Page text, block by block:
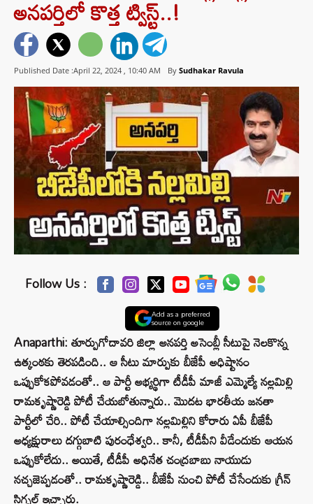
అనపర్తిలో కొత్త ట్విస్ట్..!
Published Date :April 22, 2024 , 10:40 AM By Sudhakar Ravula
Follow Us :
Add as a preferred
source on google
Anaparthi: తూర్పుగోదావరి జిల్లా అనపర్తి అసెంబ్లీ సీటుపై నెలకొన్న
ఉత్కంఠకు తెరపడింది.. ఆ సీటు మార్పుకు బీజేపీ అధిష్టానం
ఒప్పుకోకపోవడంతో.. ఆ పార్టీ అభ్యర్థిగా టీడీపీ మాజీ ఎమ్మెల్యే నల్లమిల్లి
రామకృష్ణారెడ్డి పోటీ చేయబోతున్నారు.. మొదట భారతీయ జనతా
పార్టీలో చేరి.. పోటీ చేయాల్సిందిగా నల్లమిల్లిని కోరారు ఏపీ బీజేపీ
అధ్యక్షురాలు దగ్గుబాటి పురంధేశ్వరి.. కానీ, టీడీపీని వీడేందుకు ఆయన
ఒప్పుకోలేదు.. అయితే, టీడీపీ అధినేత చంద్రబాబు నాయుడు
నచ్చజెప్పడంతో.. రామకృష్ణారెడ్డి.. బీజేపీ నుంచి పోటీ చేసేందుకు గ్రీన్‌
సిగ్నల్‌ ఇచ్చారు.